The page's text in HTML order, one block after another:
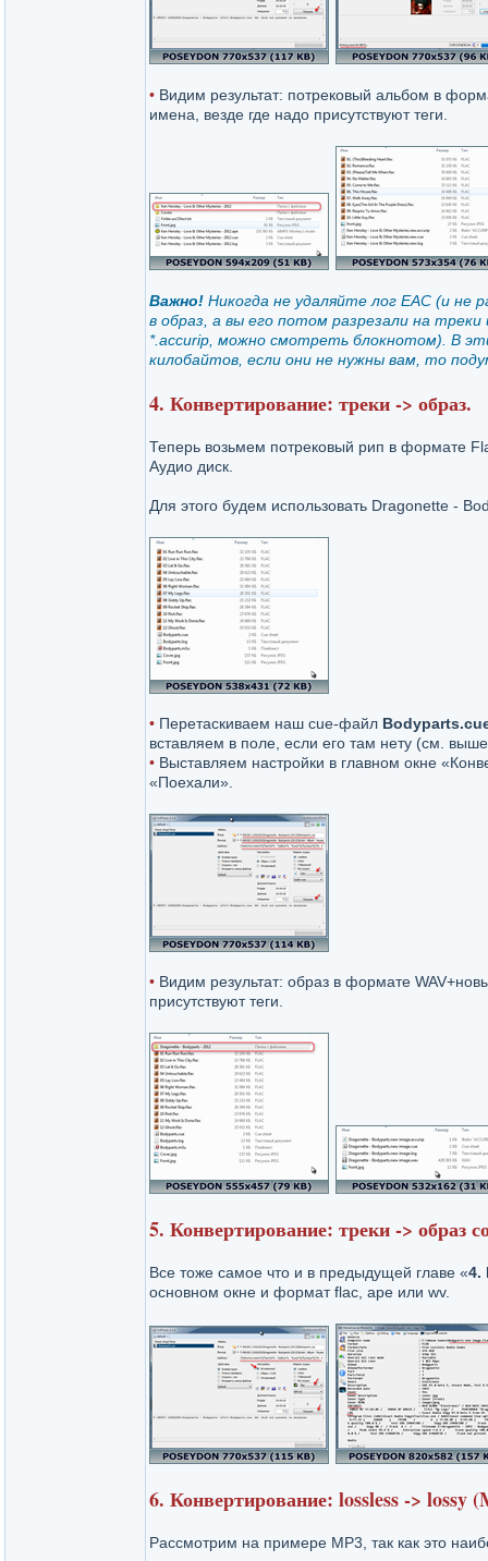
• Видим результат: потрековый альбом в
имена, везде где надо присутствуют теги.
Важно! Никогда не удаляйте лог EAC (и не
в образ, а вы его потом разрезали на
*.accurip, можно смотреть блокнотом). В
килобайтов, если они не нужны вам, то
4. Конвертирование: треки -> образ.
Теперь возьмем потрековый рип в формате
Аудио диск.
Для этого будем использовать Dragonette -
• Перетаскиваем наш cue-файл
вставляем в поле, если его там нету (см.
• Выставляем настройки в главном окне
«Поехали».
• Видим результат: образ в формате
присутствуют теги.
5. Конвертирование: треки -> образ
Все тоже самое что и в предыдущей главе «4.
основном окне и формат flac, ape или wv.
6. Конвертирование: lossless -> lossy
Рассмотрим на примере МР3, так как это